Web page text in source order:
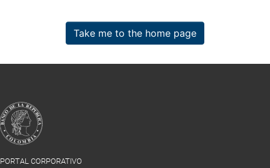
Take me to the home page
PORTAL CORPORATIVO